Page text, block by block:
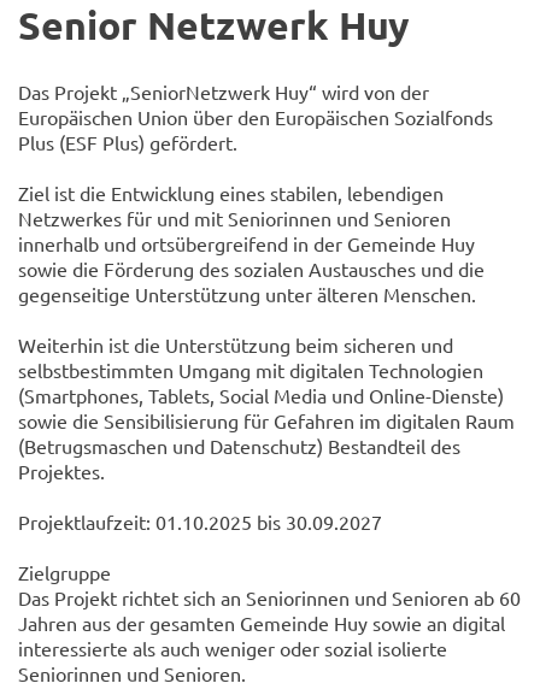
Senior Netzwerk Huy
Das Projekt „SeniorNetzwerk Huy“ wird von der
Europäischen Union über den Europäischen Sozialfonds
Plus (ESF Plus) gefördert.
Ziel ist die Entwicklung eines stabilen, lebendigen
Netzwerkes für und mit Seniorinnen und Senioren
innerhalb und ortsübergreifend in der Gemeinde Huy
sowie die Förderung des sozialen Austausches und die
gegenseitige Unterstützung unter älteren Menschen.
Weiterhin ist die Unterstützung beim sicheren und
selbstbestimmten Umgang mit digitalen Technologien
(Smartphones, Tablets, Social Media und Online-Dienste)
sowie die Sensibilisierung für Gefahren im digitalen Raum
(Betrugsmaschen und Datenschutz) Bestandteil des
Projektes.
Projektlaufzeit: 01.10.2025 bis 30.09.2027
Zielgruppe
Das Projekt richtet sich an Seniorinnen und Senioren ab 60
Jahren aus der gesamten Gemeinde Huy sowie an digital
interessierte als auch weniger oder sozial isolierte
Seniorinnen und Senioren.